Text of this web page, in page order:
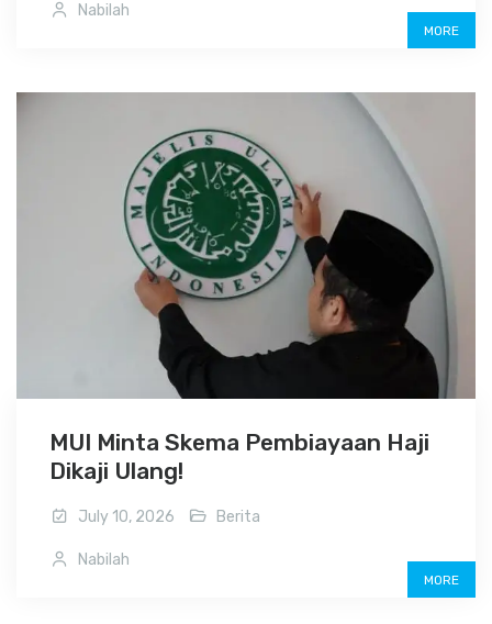
Nabilah
MORE
MUI Minta Skema Pembiayaan Haji
Dikaji Ulang!
July 10, 2026 Berita
Nabilah
MORE